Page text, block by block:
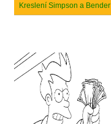
Kreslení Simpson a Bender